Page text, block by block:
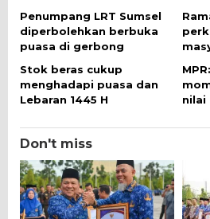
Penumpang LRT Sumsel
diperbolehkan berbuka
puasa di gerbong
Stok beras cukup
menghadapi puasa dan
Lebaran 1445 H
nilai
Don't miss